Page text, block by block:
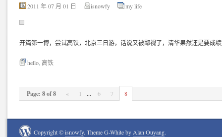
2011 年 07 月 01 日 isnowfy my life
开篇第一博，尝试高铁，北京三日游，话说又被鄙视了，清华果然还是要成
hello 高铁
Page: 8 of 8 « 1 ... 6 7 8
Copyright ©isnowfy. Theme G-White by Alan Ouyang.